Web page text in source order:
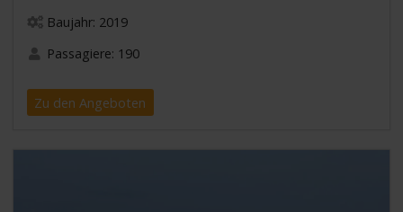
Baujahr: 2019
Passagiere: 190
Zu den Angeboten